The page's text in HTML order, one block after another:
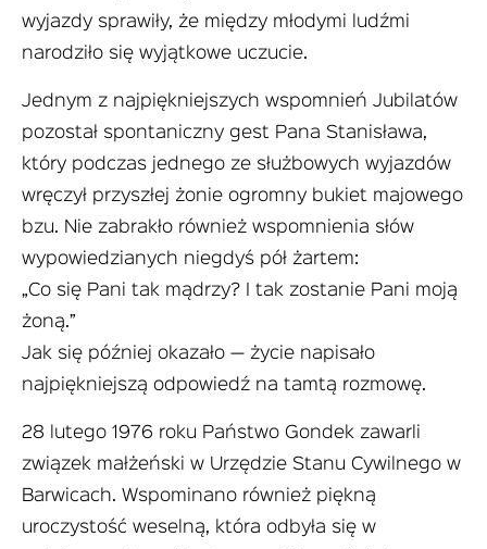
wyjazdy sprawiły, że między młodymi ludźmi
narodziło się wyjątkowe uczucie.
Jednym z najpiękniejszych wspomnień Jubilatów
pozostał spontaniczny gest Pana Stanisława,
który podczas jednego ze służbowych wyjazdów
wręczył przyszłej żonie ogromny bukiet majowego
bzu. Nie zabrakło również wspomnienia słów
wypowiedzianych niegdyś pół żartem:
„Co się Pani tak mądrzy? I tak zostanie Pani moją
żoną.”
Jak się później okazało — życie napisało
najpiękniejszą odpowiedź na tamtą rozmowę.
28 lutego 1976 roku Państwo Gondek zawarli
związek małżeński w Urzędzie Stanu Cywilnego w
Barwicach. Wspominano również piękną
uroczystość weselną, która odbyła się w